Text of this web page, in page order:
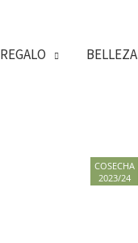
REGALO BELLEZA
COSECHA
2023/24